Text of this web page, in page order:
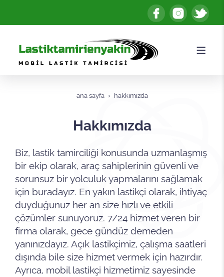
ana sayfa hakkımızda
Hakkımızda
Biz, lastik tamirciliği konusunda uzmanlaşmış
bir ekip olarak, araç sahiplerinin güvenli ve
sorunsuz bir yolculuk yapmalarını sağlamak
için buradayız. En yakın lastikçi olarak, ihtiyaç
duyduğunuz her an size hızlı ve etkili
çözümler sunuyoruz. 7/24 hizmet veren bir
firma olarak, gece gündüz demeden
yanınızdayız. Açık lastikçimiz, çalışma saatleri
dışında bile size hizmet vermek için hazırdır.
Ayrıca, mobil lastikçi hizmetimiz sayesinde